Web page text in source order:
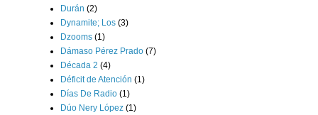
Durán (2)
Dynamite; Los (3)
Dzooms (1)
Dámaso Pérez Prado (7)
Década 2 (4)
Déficit de Atención (1)
Días De Radio (1)
Dúo Nery López (1)